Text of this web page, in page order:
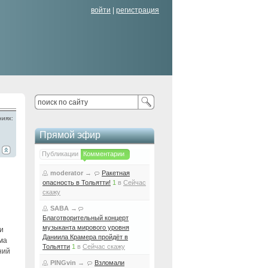
войти регистрация
Прямой эфир
Публикации Комментарии
moderator →
Ракетная
опасность в Тольятти! 1 в Сейчас
скажу
SABA →
Благотворительный концерт
музыканта мирового уровня
Даниила Крамера пройдёт в
Тольятти 1 в Сейчас скажу
PINGvin → Взломали